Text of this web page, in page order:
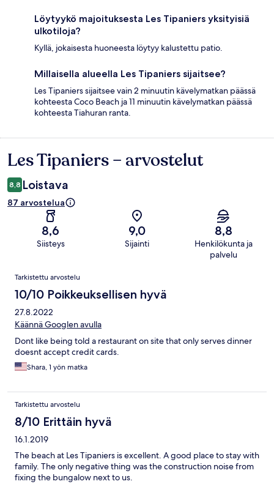
Löytyykö majoituksesta Les Tipaniers yksityisiä
ulkotiloja?
Kyllä, jokaisesta huoneesta löytyy kalustettu patio.
Millaisella alueella Les Tipaniers sijaitsee?
Les Tipaniers sijaitsee vain 2 minuutin kävelymatkan päässä
kohteesta Coco Beach ja 11 minuutin kävelymatkan päässä
kohteesta Tiahuran ranta.
Arvostelut
Les Tipaniers – arvostelut
8,8 Loistava
87 arvostelua
8,6
Siisteys
9,0
Sijainti
8,8
Henkilökunta ja
palvelu
Arvostelut
Tarkistettu arvostelu
10/10 Poikkeuksellisen hyvä
27.8.2022
Käännä Googlen avulla
Dont like being told a restaurant on site that only serves dinner
doesnt accept credit cards.
Shara, 1 yön matka
Tarkistettu arvostelu
8/10 Erittäin hyvä
16.1.2019
The beach at Les Tipaniers is excellent. A good place to stay with
family. The only negative thing was the construction noise from
fixing the bungalow next to us.